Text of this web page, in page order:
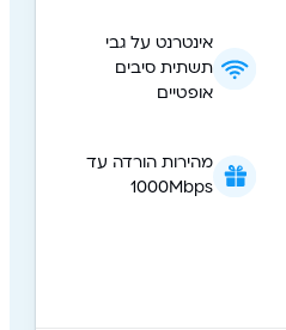
אינטרנט על גבי
תשתית סיבים
אופטיים
מהירות הורדה עד
1000Mbps